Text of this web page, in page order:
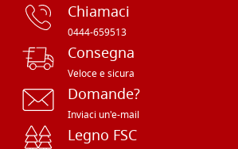
Chiamaci
0444-659513
Consegna
Veloce e sicura
Domande?
Inviaci un'e-mail
Legno FSC